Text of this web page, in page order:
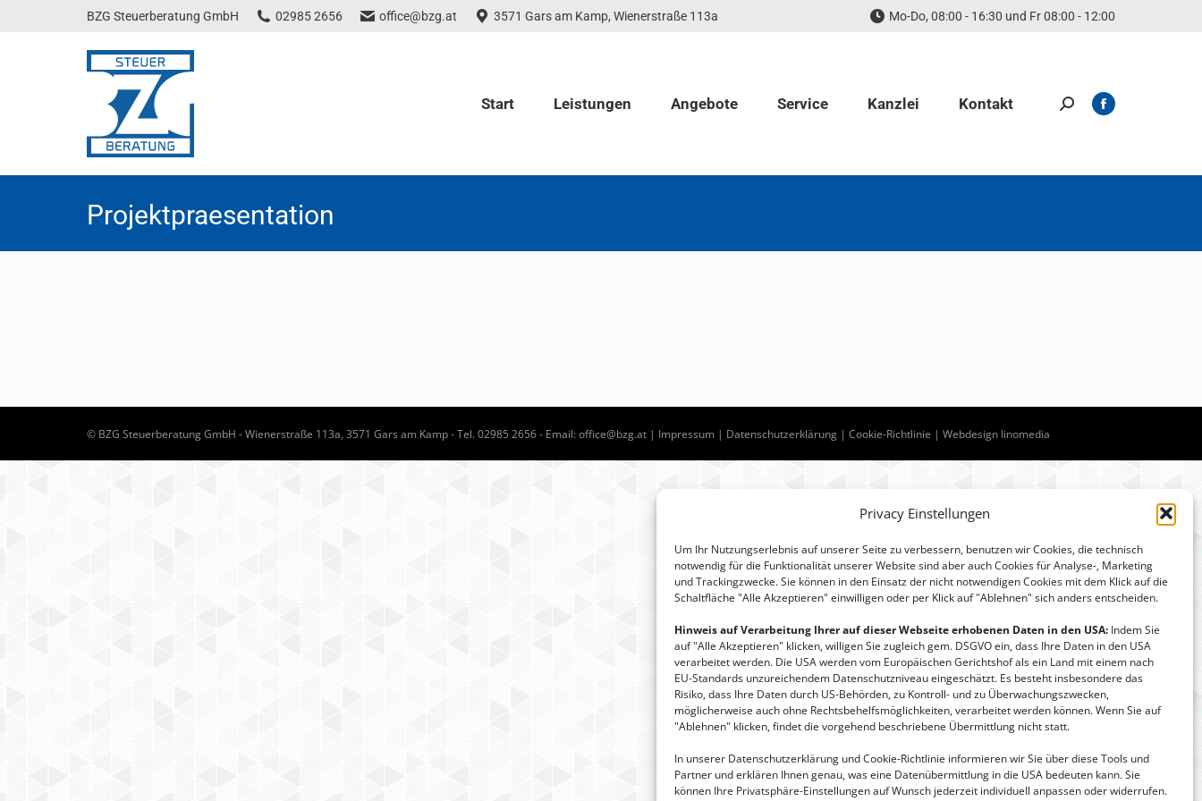
Privacy Einstellungen
Um Ihr Nutzungserlebnis auf unserer Seite zu verbessern, benutzen wir Cookies, die technisch
notwendig für die Funktionalität unserer Website sind aber auch Cookies für Analyse-, Marketing
und Trackingzwecke. Sie können in den Einsatz der nicht notwendigen Cookies mit dem Klick auf die
Schaltfläche "Alle Akzeptieren" einwilligen oder per Klick auf "Ablehnen" sich anders entscheiden.
Hinweis auf Verarbeitung Ihrer auf dieser Webseite erhobenen Daten in den USA: Indem Sie
auf "Alle Akzeptieren" klicken, willigen Sie zugleich gem. DSGVO ein, dass Ihre Daten in den USA
verarbeitet werden. Die USA werden vom Europäischen Gerichtshof als ein Land mit einem nach
EU-Standards unzureichendem Datenschutzniveau eingeschätzt. Es besteht insbesondere das
Risiko, dass Ihre Daten durch US-Behörden, zu Kontroll- und zu Überwachungszwecken,
möglicherweise auch ohne Rechtsbehelfsmöglichkeiten, verarbeitet werden können. Wenn Sie auf
"Ablehnen" klicken, findet die vorgehend beschriebene Übermittlung nicht statt.
In unserer Datenschutzerklärung und Cookie-Richtlinie informieren wir Sie über diese Tools und
Partner und erklären Ihnen genau, was eine Datenübermittlung in die USA bedeuten kann. Sie
können Ihre Privatsphäre-Einstellungen auf Wunsch jederzeit individuell anpassen oder widerrufen.
BZG Steuerberatung GmbH 02985 2656 office@bzg.at 3571 Gars am Kamp, Wienerstraße 113a Mo-Do, 08:00 - 16:30 und Fr 08:00 - 12:00
Start Leistungen Angebote Service Kanzlei Kontakt Search:Facebook
Projektpraesentation
© BZG Steuerberatung GmbH - Wienerstraße 113a, 3571 Gars am Kamp - Tel. 02985 2656 - Email:office@bzg.at | Impressum | Datenschutzerklärung | Cookie-Richtlinie | Webdesign linomedia
opens
window